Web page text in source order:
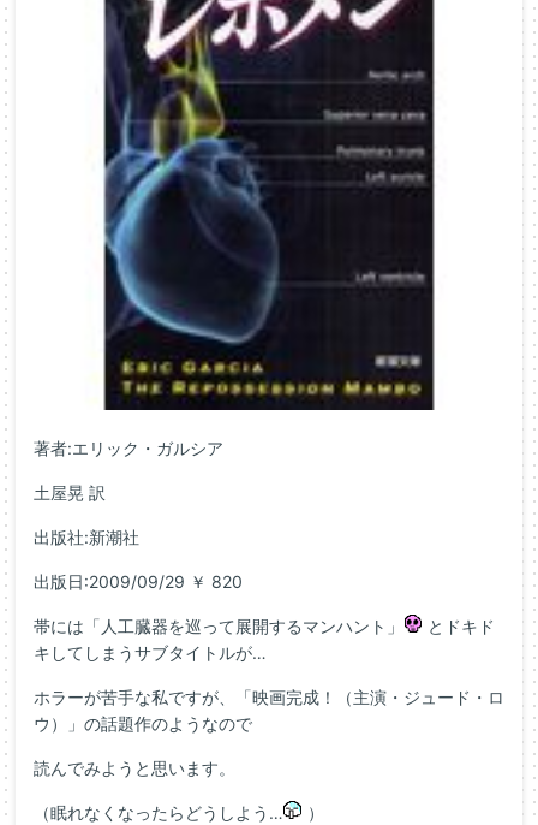
著者:エリック・ガルシア
土屋晃 訳
出版社:新潮社
出版日:2009/09/29 ￥ 820
帯には「人工臓器を巡って展開するマンハント」
とドキド
キしてしまうサブタイトルが…
ホラーが苦手な私ですが、「映画完成！（主演・ジュード・ロ
ウ）」の話題作のようなので
読んでみようと思います。
（眠れなくなったらどうしよう… ）